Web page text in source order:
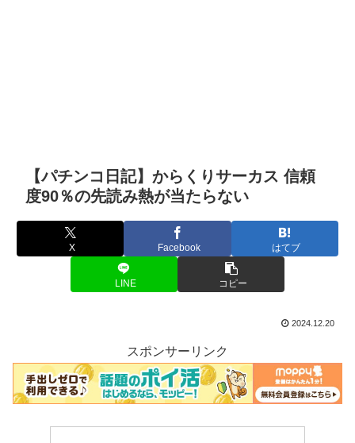
【パチンコ日記】からくりサーカス 信頼
度90％の先読み熱が当たらない
X Facebook はてブ
LINE コピー
2024.12.20
スポンサーリンク